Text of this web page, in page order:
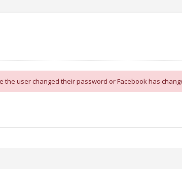
user changed their password or Facebook has